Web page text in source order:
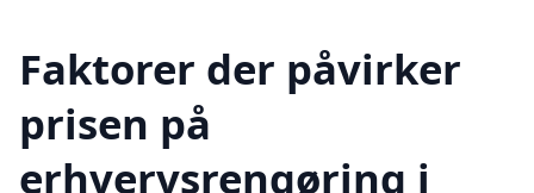
Faktorer der påvirker
prisen på
erhvervsrengøring i